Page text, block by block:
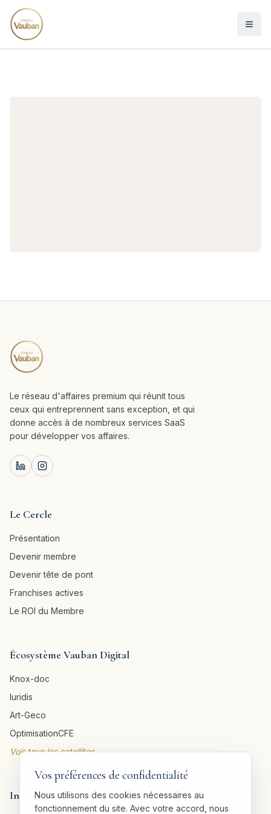
Le réseau d'affaires premium qui réunit tous
ceux qui entreprennent sans exception, et qui
donne accès à de nombreux services SaaS
pour développer vos affaires.
Le Cercle
Présentation
Devenir membre
Devenir tête de pont
Franchises actives
Le ROI du Membre
Écosystème Vauban Digital
Knox-doc
Iuridis
Art-Geco
OptimisationCFE
Voir tous les satellites →
Informations légales
Vos préférences de confidentialité
Nous utilisons des cookies nécessaires au
fonctionnement du site. Avec votre accord, nous